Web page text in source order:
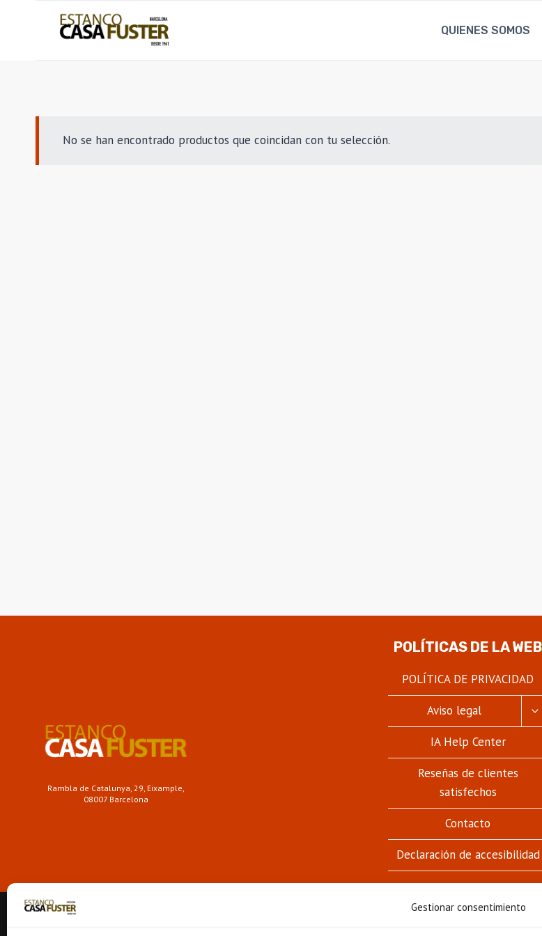
Gestionar consentimiento
QUIENES SOMOS
No se han encontrado productos que coincidan con tu selección.
Rambla de Catalunya, 29, Eixample,
08007 Barcelona
POLÍTICAS DE LA WEB
POLÍTICA DE PRIVACIDAD
Aviso legal
IA Help Center
Reseñas de clientes
satisfechos
Contacto
Declaración de accesibilidad